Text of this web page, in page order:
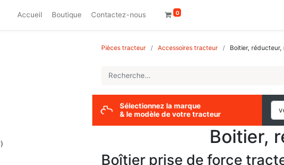
Accueil Boutique Contactez-nous 0
)
Pièces tracteur Accessoires tracteur Boitier, réducteur,
Sélectionnez la marque
& le modèle de votre tracteur
Boitier,
Boîtier prise de force